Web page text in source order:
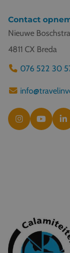
Contact
Nieuwe
4811 CX Breda
076 522 30
© 2026 Travel